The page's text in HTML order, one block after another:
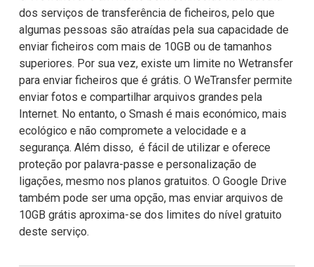
dos serviços de transferência de ficheiros, pelo que
enviar ficheiros com mais de 10GB ou de tamanhos
superiores. Por sua vez, existe um limite no Wetransfer
para enviar ficheiros que é grátis. O WeTransfer permite
enviar fotos e compartilhar arquivos grandes pela
Internet. No entanto, o Smash é mais económico, mais
ecológico e não compromete a velocidade e a
segurança. Além disso,  é fácil de utilizar e oferece
proteção por palavra-passe e personalização de
ligações, mesmo nos planos gratuitos. O Google Drive
também pode ser uma opção, mas enviar arquivos de
10GB grátis aproxima-se dos limites do nível gratuito
deste serviço.